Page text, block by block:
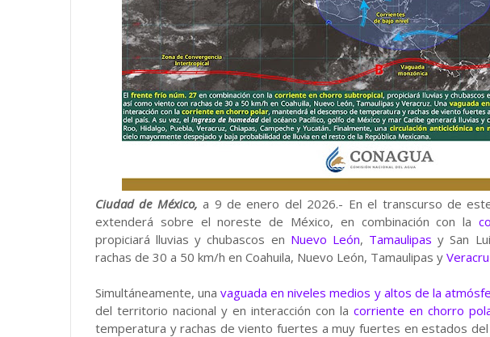
Ciudad de México,a 9 de enero del 2026.- En el transcurso de
extenderá sobre el noreste de México, en combinación con la
propiciará lluvias y chubascos en Nuevo León, Tamaulipas y San
rachas de 30 a 50 km/h en Coahuila, Nuevo León, Tamaulipas y
Simultáneamente, unavaguada en niveles medios y altos de la
del territorio nacional y en interacción con lacorriente en chorro
temperatura y rachas de viento fuertes a muy fuertes en estados